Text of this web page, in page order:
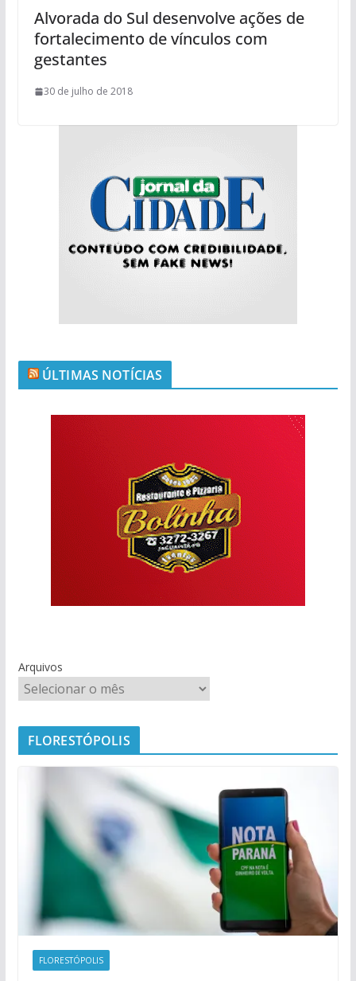
Alvorada do Sul desenvolve ações de
fortalecimento de vínculos com
gestantes
30 de julho de 2018
ÚLTIMAS NOTÍCIAS
Arquivos
FLORESTÓPOLIS
FLORESTÓPOLIS